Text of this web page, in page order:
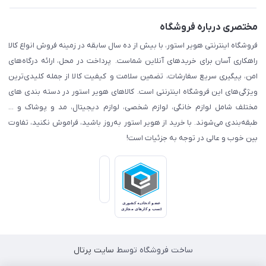
مختصری درباره فروشگاه
فروشگاه اینترنتی هویر استور، با بیش از ده سال سابقه در زمینه فروش انواع کالا
راهکاری آسان برای خریدهای آنلاین شماست. پرداخت در محل، ارائه درگاه‌های
امن، پیگیری سریع سفارشات، تضمین سلامت و کیفیت کالا از جمله کلیدی‌ترین
ویژگی‌های این فروشگاه اینترنتی است. کالاهای هویر استور در دسته بندی های
مختلف شامل لوازم خانگی، لوازم شخصی، لوازم دیجیتال، مد و پوشاک و ...
طبقه‌بندی می‌شوند. با خرید از هویر استور به‌روز باشید، فراموش نکنید، تفاوت
بین خوب و عالی در توجه به جزئیات است!
ساخت فروشگاه توسط سایت پرتال